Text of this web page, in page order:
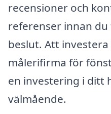
recensioner och
referenser innan
beslut. Att
målerifirma för
en investering i ditt
välmående.